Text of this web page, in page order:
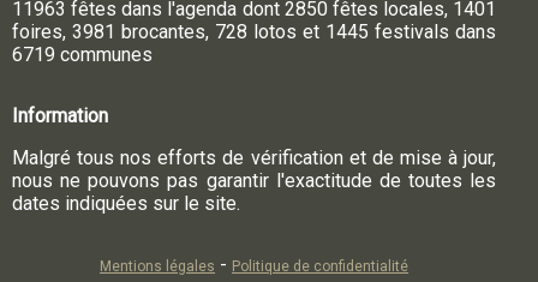
11963 fêtes dans l'agenda dont 2850 fêtes locales, 1401
foires, 3981 brocantes, 728 lotos et 1445 festivals dans
6719 communes
Information
Malgré tous nos efforts de vérification et de mise à jour,
nous ne pouvons pas garantir l'exactitude de toutes les
dates indiquées sur le site.
Mentions légales - Politique de confidentialité